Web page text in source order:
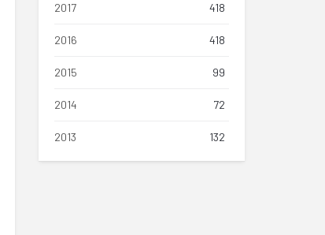
2017 418
2016 418
2015 99
2014 72
2013 132